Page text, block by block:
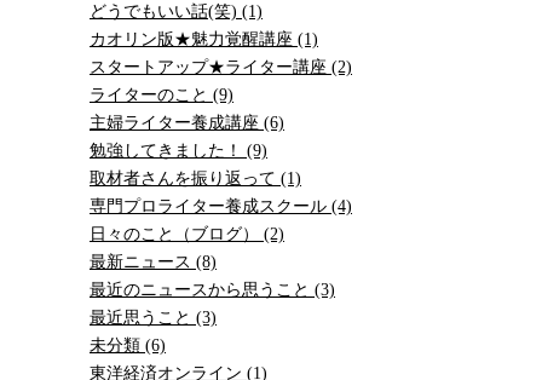
どうでもいい話(笑) (1)
カオリン版★魅力覚醒講座 (1)
スタートアップ★ライター講座 (2)
ライターのこと (9)
主婦ライター養成講座 (6)
勉強してきました！ (9)
取材者さんを振り返って (1)
専門プロライター養成スクール (4)
日々のこと（ブログ） (2)
最新ニュース (8)
最近のニュースから思うこと (3)
最近思うこと (3)
未分類 (6)
東洋経済オンライン (1)